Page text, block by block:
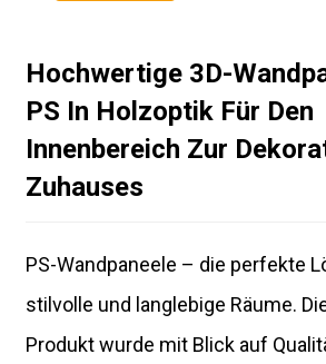
Hochwertige 3D-
PS In Holzoptik Für Den
Innenbereich Zur
Zuhauses
PS-Wandpaneele – die perfekte
stilvolle und langlebige Räume.
Produkt wurde mit Blick auf